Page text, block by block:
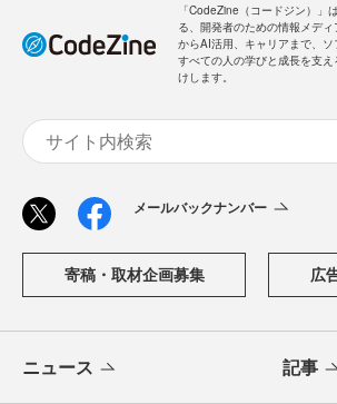
「CodeZine（コードジン）」
る、開発者のための情報メデ
からAI活用、キャリアまで、
すべての人の学びと成長を支
けします。
メールバックナンバー
寄稿・取材企画募集 広
ニュース 記事